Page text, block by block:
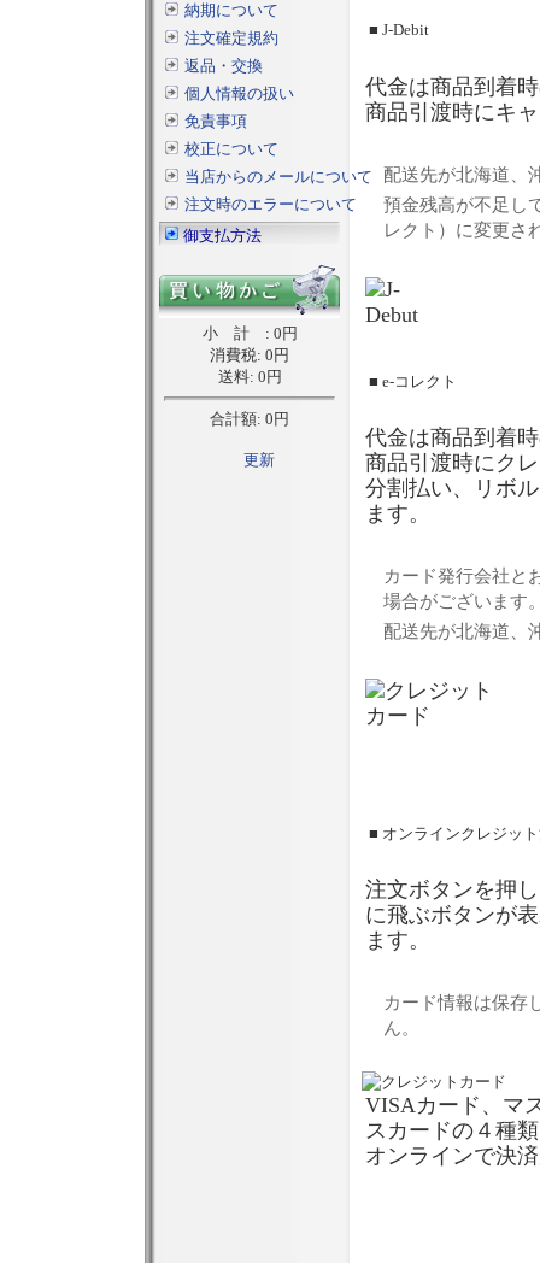
■ J-Debit
代金は商品到着
商品引渡時にキ
配送先が北海道、
預金残高が不足し
レクト）に変更さ
■ e-コレクト
代金は商品到着
商品引渡時にク
分割払い、リボ
ます。
カード発行会社と
場合がございます
配送先が北海道、
■ オンラインクレジッ
注文ボタンを押
に飛ぶボタンが
ます。
カード情報は保存
ん。
VISAカード、マ
スカードの４種
オンラインで決
納期について
注文確定規約
返品・交換
個人情報の扱い
免責事項
校正について
当店からのメールについて
注文時のエラーについて
御支払方法